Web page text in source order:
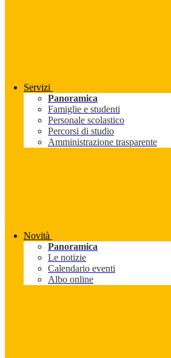
Servizi
Panoramica
Famiglie e studenti
Personale scolastico
Percorsi di studio
Amministrazione trasparente
Novità
Panoramica
Le notizie
Calendario eventi
Albo online